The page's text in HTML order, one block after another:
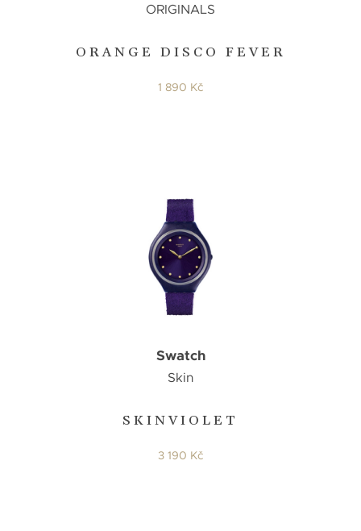
ORANGE DISCO FEVER
ORIGINALS
1 890 Kč
SKINVIOLET
Swatch
Skin
3 190 Kč